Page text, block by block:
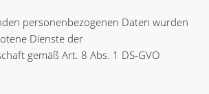
personenbezogenen Daten wurden
Dienste der
gemäß Art. 8 Abs. 1 DS-GVO